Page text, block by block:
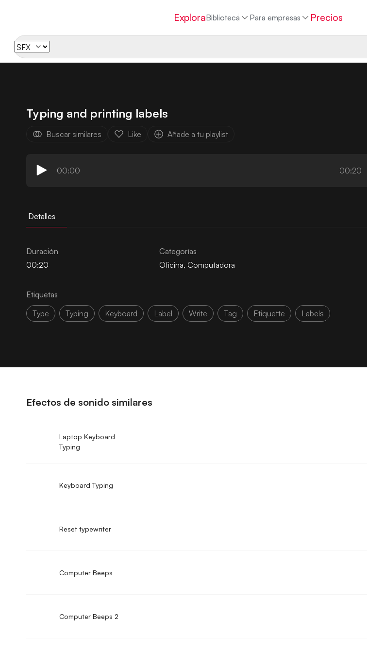
ExploraBiblioteca Para empresas Precios
Typing and printing labels
Buscar similares Like Añade a tu playlist
00:00 00:20
Detalles
Duración
00:20
Categorías
Oficina, Computadora
Etiquetas
Type
Typing Keyboard Label Write Tag Etiquette Labels
Efectos de sonido similares
Laptop Keyboard
Typing
Keyboard Typing
Reset typewriter
Computer Beeps
Computer Beeps 2